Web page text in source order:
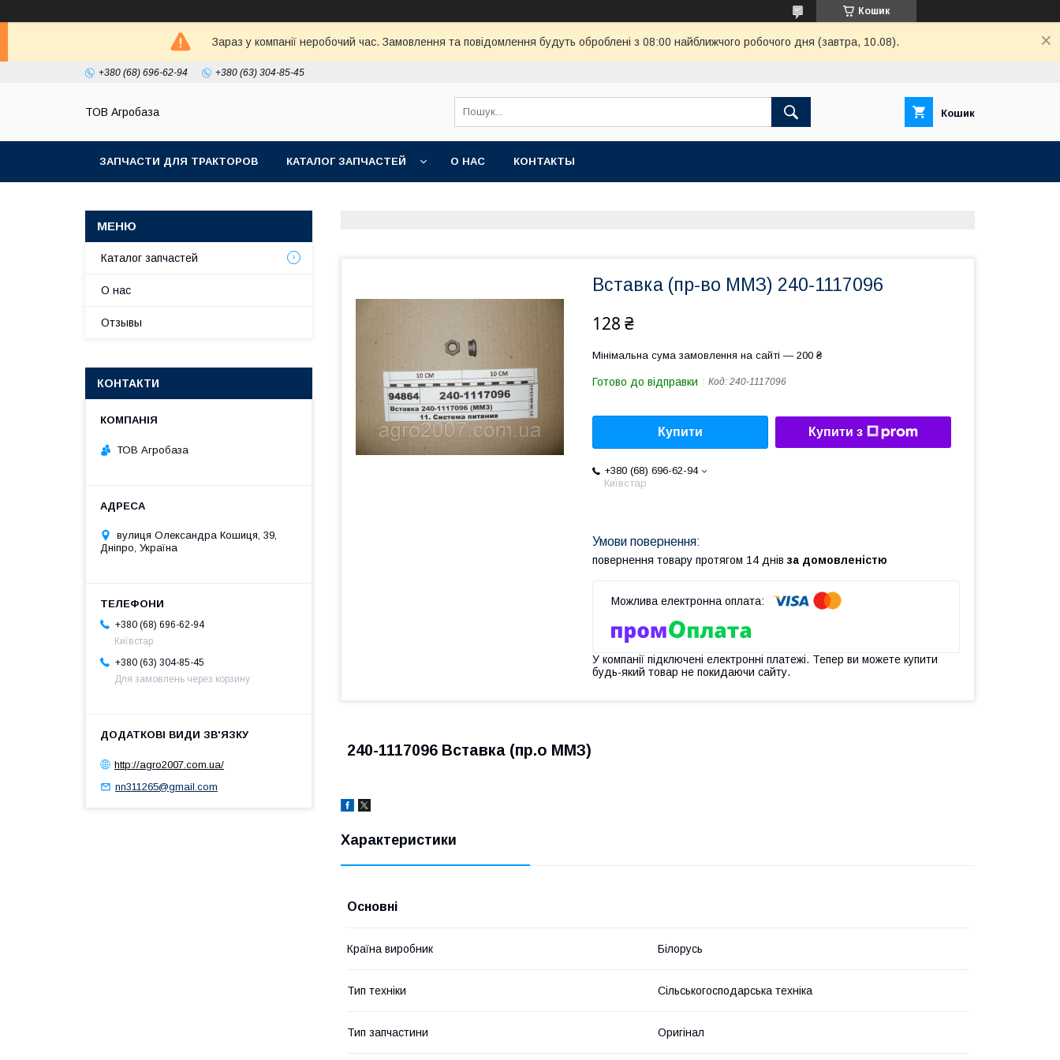
Кошик
Зараз у компанії неробочий час. Замовлення та повідомлення будуть оброблені з 08:00 найближчого робочого дня (завтра, 10.08).
+380 (68) 696-62-94 +380 (63) 304-85-45
ТОВ Агробаза Кошик
ЗАПЧАСТИ ДЛЯ ТРАКТОРОВ КАТАЛОГ ЗАПЧАСТЕЙ О НАС КОНТАКТЫ
Вставка (пр-во ММЗ) 240-1117096
128 ₴
Мінімальна сума замовлення на сайті — 200 ₴
Готово до відправки Код: 240-1117096
Купити Купити з
+380 (68) 696-62-94
Київстар
повернення товару протягом 14 днів за домовленістю
У компанії підключені електронні платежі. Тепер ви можете купити
будь-який товар не покидаючи сайту.
240-1117096 Вставка (пр.о ММЗ)
Характеристики
Основні
Країна виробник Білорусь
Тип техніки Сільськогосподарська техніка
Тип запчастини Оригінал
Каталог запчастей
О нас
Отзывы
КОНТАКТИ
ТОВ Агробаза
вулиця Олександра Кошиця, 39,
Дніпро, Україна
+380 (68) 696-62-94
Київстар
+380 (63) 304-85-45
Для замовлень через корзину
http://agro2007.com.ua/
nn311265@gmail.com